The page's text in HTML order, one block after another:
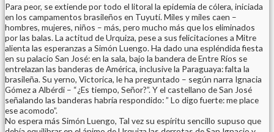
Para peor, se extiende por todo el litoral la epidemia de cólera, iniciada
en los campamentos brasileños en Tuyutí. Miles y miles caen –
hombres, mujeres, niños – más, pero mucho más que los eliminados
por las balas. La actitud de Urquiza, pese a sus felicitaciones a Mitre
alienta las esperanzas a Simón Luengo. Ha dado una espléndida fiesta
en su palacio San José: en la sala, bajo la bandera de Entre Ríos se
entrelazan las banderas de América, inclusive la Paraguaya: falta la
brasileña. Su yerno, Victorica, le ha preguntado – según narra Ignacia
Gómez a Albérdi – “¿Es tiempo, Señor?”. Y el castellano de San José
señalando las banderas habría respondido: ” Lo digo fuerte: me place
ese acomodo”.
No espera más Simón Luengo, Tal vez su espíritu sencillo supuso que